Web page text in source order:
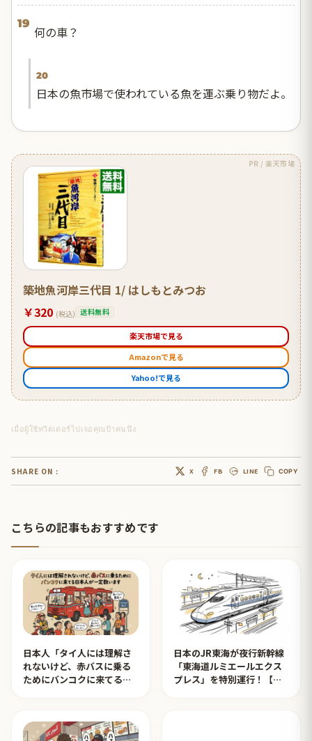
19
何の車？
20
日本の魚市場で使われている魚を運ぶ乗り物だよ。
PR / 楽天市場
築地魚河岸三代目 1/ はしもとみつお
￥320 (税込) 送料無料
楽天市場で見る
Amazonで見る
Yahoo!で見る
เมื่อผู้ใช้ทวิตเตอร์ไปเจอคุณป้าคนนึง
SHARE ON : X FB LINE COPY
こちらの記事もおすすめです
日本人「タイ人には理解さ
れないけど、赤バスに乗る
ためにバンコクに来てる日
日本のJR東海が夜行新幹線
「東海道ルミエールエクス
プレス」を特別運行！【タ